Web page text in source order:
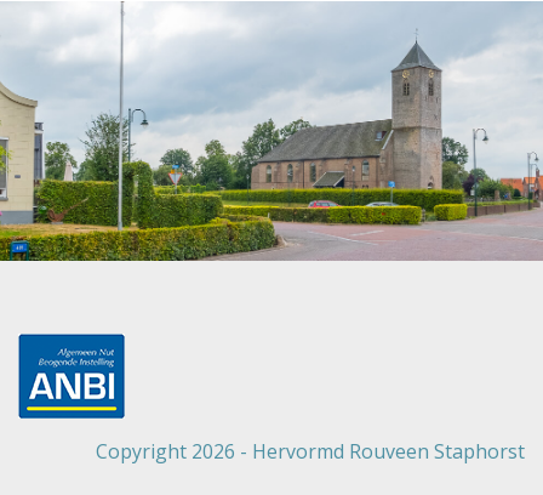
Copyright 2026 - Hervormd Rouveen Staphorst